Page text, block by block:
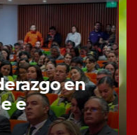
de
con la
predios